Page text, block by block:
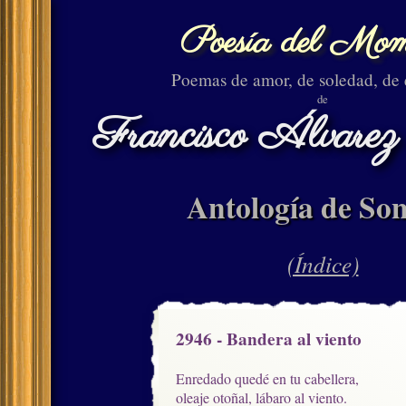
Poesía del
Poemas de amor, de soledad, de
de
Francisco
Antología de
(Índice)
2946 - Bandera al viento
Enredado quedé en tu cabellera,
oleaje otoñal, lábaro al viento.